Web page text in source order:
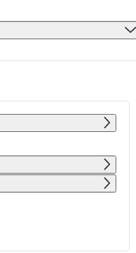
PÁ SO NE
25 889 25 699